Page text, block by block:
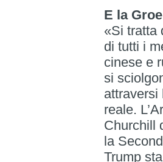
E la
«Si tratta
di tutti i
cinese e
si
attraversi
reale.
Churchill
la
Trump